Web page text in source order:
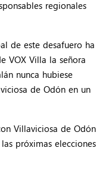
regionales
de este desafuero ha
VOX Villa la señora
nunca hubiese
de Odón en un
Villaviciosa de Odón
próximas elecciones